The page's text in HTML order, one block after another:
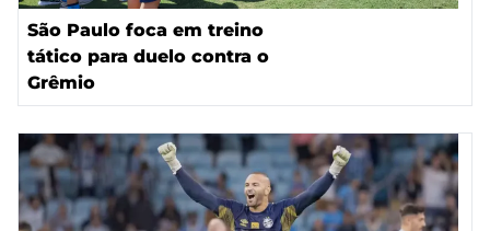
São Paulo foca em treino
tático para duelo contra o
Grêmio